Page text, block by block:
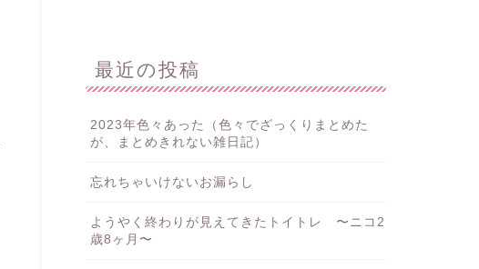
最近の投稿
2023年色々あった（色々でざっくりまとめた
が、まとめきれない雑日記）
忘れちゃいけないお漏らし
ようやく終わりが見えてきたトイトレ 〜ニコ2
歳8ヶ月〜